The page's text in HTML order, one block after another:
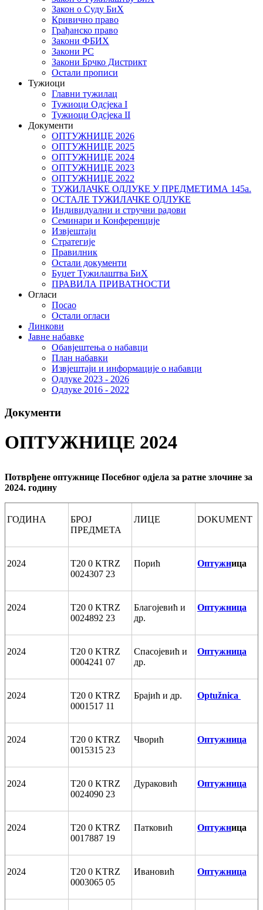
Закон о Суду БиХ
Кривично право
Грађанско право
Закони ФБИХ
Закони РС
Закони Брчко Дистрикт
Остали прописи
Тужиоци
Главни тужилац
Тужиоци Oдсјекa I
Тужиоци Oдсјекa II
Документи
ОПТУЖНИЦЕ 2026
ОПТУЖНИЦЕ 2025
ОПТУЖНИЦЕ 2024
ОПТУЖНИЦЕ 2023
ОПТУЖНИЦЕ 2022
ТУЖИЛАЧКЕ ОДЛУКЕ У ПРЕДМЕТИМА 145а.
ОСТАЛЕ ТУЖИЛАЧКЕ ОДЛУКЕ
Индивидуални и стручни радови
Семинари и Конференције
Извјештаји
Стратегије
Правилник
Остали документи
Буџет Тужилаштва БиХ
ПРАВИЛА ПРИВАТНОСТИ
Огласи
Посао
Остали огласи
Линкови
Јавне набавке
Обавјештења о набавци
План набавки
Извјештаји и информације о набавци
Одлуке 2023 - 2026
Одлуке 2016 - 2022
Документи
ОПТУЖНИЦЕ 2024
Потврђене оптужнице Посебног одјела за ратне злочине за
2024. годину
ГОДИНА
БРОЈ
ПРЕДМЕТА
ЛИЦЕ DOKUMENT
2024
T20 0 KTRZ
0024307 23
Порић Оптужница
2024
T20 0 KTRZ
0024892 23
Благојевић и
др.
Оптужница
2024
T20 0 KTRZ
0004241 07
Спасојевић и
др.
Оптужница
2024
T20 0 KTRZ
0001517 11
Брајић и др. Optužnica
2024
T20 0 KTRZ
0015315 23
Чворић Оптужница
2024
T20 0 KTRZ
0024090 23
Дураковић Оптужница
2024
T20 0 KTRZ
0017887 19
Патковић Оптужница
2024
T20 0 KTRZ
0003065 05
Ивановић Оптужница